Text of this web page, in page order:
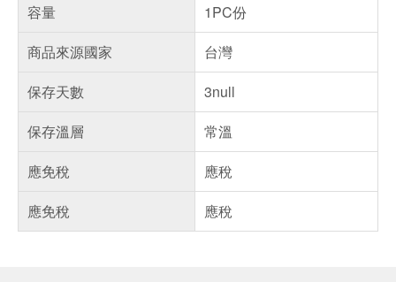
容量
1PC份
商品來源國家
台灣
保存天數
3null
保存溫層
常溫
應免稅
應稅
應免稅
應稅